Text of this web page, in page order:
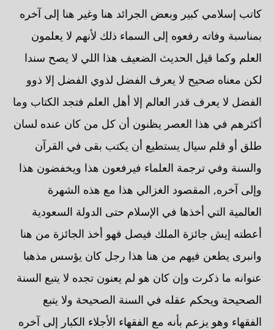
كاتب إسلامي كبير وبعض الجرائد هنا وغير هنا إلى آخره
بمناسبة وفاته رفعوه إلى السماء ذلك لأنهم لا يعلمون
العلم وكما قيل الحديث الضعيف هذا اللي لا يصح سندا
لكن معناه صحيح لا يعرف الفضل لذوي الفضل إلا ذوو
الفضل لا يعرف قدر العالم إلا أهل العلم فتجد الكتاب وما
أكثرهم في هذا العصر يظنون أن كل من كان عنده لسان
طلق أو قلم سيال يستطيع أن يكتب بقى في القرآن
والسنة وفي ترجمة العلماء فيرفعون هذا ويخفضون هذا
وإلى آخره, المقصود الغزالي هذا مع هذه الشهرة
العالمية التي أخذها في الإسلام حتى الدولة السعودية
أعطته إيش جائزة الملك فيصل فهو أخذ الجائزة من هنا
وانبرى يطعن فيهم من هنا هذا رجل كان يؤسس مذهبا
عنوانه ما ذكرت وإن كان هو لم يعنون تجده لا يتبع السنة
الصحيحة ويحكم عقله في السنة الصحيحة ولا يتبع
الفقهاء وهو يزعم بأنه مع الفقهاء الأجلاء الكبار إلى آخره